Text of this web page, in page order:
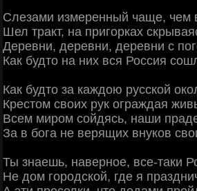
Слезами измеренный чаще, чем
Шел тракт, на пригорках
Деревни, деревни, деревни с
Как будто на них вся Россия
Как будто за каждою русской
Крестом своих рук ограждая
Всем миром сойдясь, наши
За в бога не верящих внуков
Ты знаешь, наверное, все-таки
Не дом городской, где я